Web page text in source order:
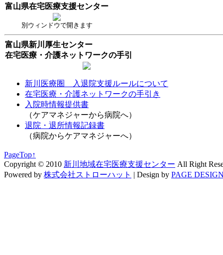
富山県在宅医療支援センター
別ウィンドウで開きます
富山県新川厚生センター
在宅医療・介護ネットワークの手引
新川医療圏 入退院支援ルールについて
在宅医療・介護ネットワークの手引き
入院時情報提供書
（ケアマネジャーから病院へ）
退院・退所情報記録書
（病院からケアマネジャーへ）
PageTop↑
Copyright © 2010 新川地域在宅医療支援センター All Right
Powered by 株式会社ストローハット | Design by PAGE